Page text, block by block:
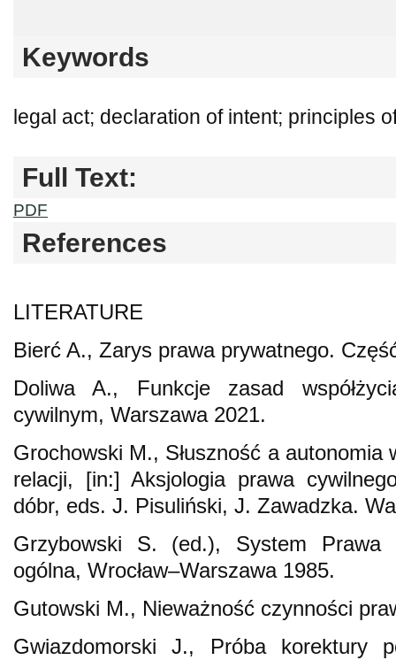
Keywords
legal act; declaration of intent; principles
Full Text:
PDF
References
LITERATURE
Bierć A., Zarys prawa prywatnego.
Doliwa A., Funkcje zasad
cywilnym, Warszawa 2021.
Grochowski M., Słuszność a autonomia
relacji, [in:] Aksjologia prawa
dóbr, eds. J. Pisuliński, J. Zawadzka.
Grzybowski S. (ed.), System
ogólna, Wrocław–Warszawa 1985.
Gutowski M., Nieważność czynności
Gwiazdomorski J., Próba korektury